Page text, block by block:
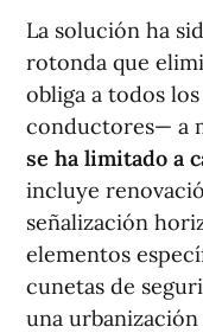
La solución ha
rotonda que
obliga a todos
conductores— a
se ha limitado a
incluye
señalización
elementos
cunetas de
una